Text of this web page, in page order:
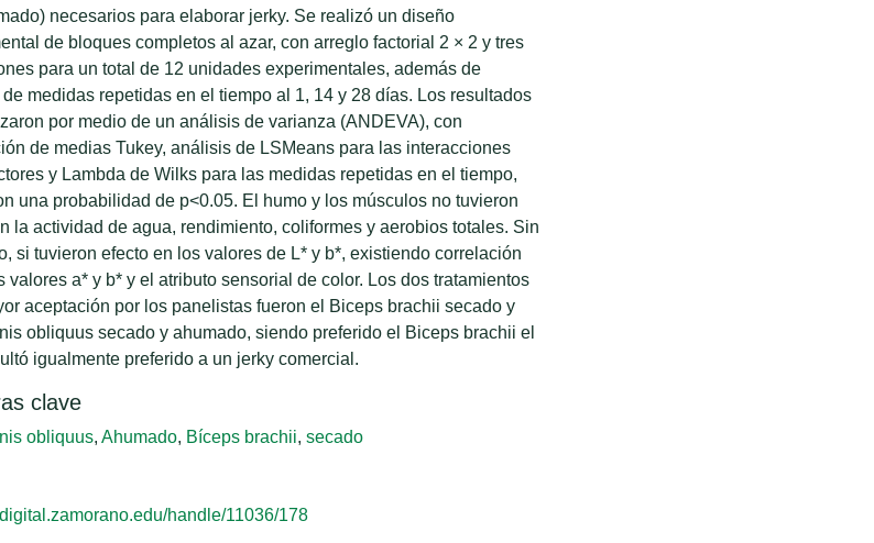
necesarios para elaborar jerky. Se realizó un diseño
de bloques completos al azar, con arreglo factorial 2 × 2 y tres
para un total de 12 unidades experimentales, además de
medidas repetidas en el tiempo al 1, 14 y 28 días. Los resultados
por medio de un análisis de varianza (ANDEVA), con
de medias Tukey, análisis de LSMeans para las interacciones
y Lambda de Wilks para las medidas repetidas en el tiempo,
una probabilidad de p<0.05. El humo y los músculos no tuvieron
la actividad de agua, rendimiento, coliformes y aerobios totales. Sin
si tuvieron efecto en los valores de L* y b*, existiendo correlación
valores a* y b* y el atributo sensorial de color. Los dos tratamientos
aceptación por los panelistas fueron el Biceps brachii secado y
obliquus secado y ahumado, siendo preferido el Biceps brachii el
igualmente preferido a un jerky comercial.
clave
obliquus, Ahumado, Bíceps brachii, secado
handle/11036/178